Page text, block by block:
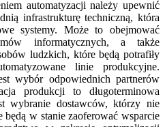
automatyzacji należy upewnić
infrastrukturę techniczną, która
systemy. Może to obejmować
informatycznych, a także
ludzkich, które będą potrafiły
linie produkcyjne.
wybór odpowiednich partnerów
produkcji to długoterminowa
wybranie dostawców, którzy nie
będą w stanie zaoferować wsparcie